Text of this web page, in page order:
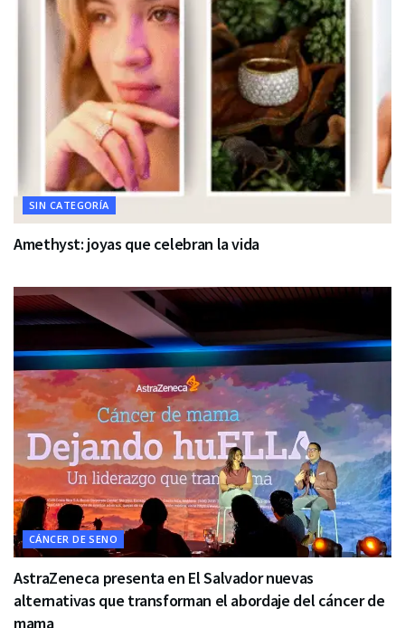
SIN CATEGORÍA
Amethyst: joyas que celebran la vida
CÁNCER DE SENO
AstraZeneca presenta en El Salvador nuevas
alternativas que transforman el abordaje del cáncer de
mama